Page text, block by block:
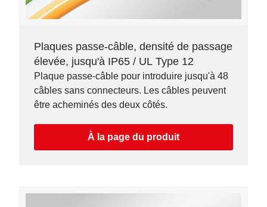
Plaques passe-câble, densité de passage
élevée, jusqu'à IP65 / UL Type 12
Plaque passe-câble pour introduire jusqu'à 48
câbles sans connecteurs. Les câbles peuvent
être acheminés des deux côtés.
À la page du produit